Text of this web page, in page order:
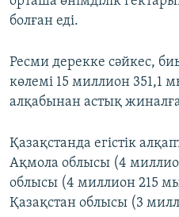
болған еді.
Ресми дерекке сәйкес,
көлемі 15 миллион 351,1
алқабынан астық
Қазақстанда егістік
Ақмола облысы (4
облысы (4 миллион 215
Қазақстан облысы (3